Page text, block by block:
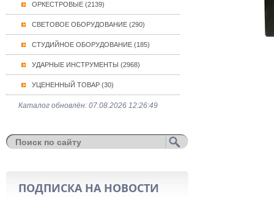
ОРКЕСТРОВЫЕ (2139)
СВЕТОВОЕ ОБОРУДОВАНИЕ (290)
СТУДИЙНОЕ ОБОРУДОВАНИЕ (185)
УДАРНЫЕ ИНСТРУМЕНТЫ (2968)
УЦЕНЕННЫЙ ТОВАР (30)
Каталог обновлён: 07.08.2026 12:26:49
ПОДПИСКА НА НОВОСТИ